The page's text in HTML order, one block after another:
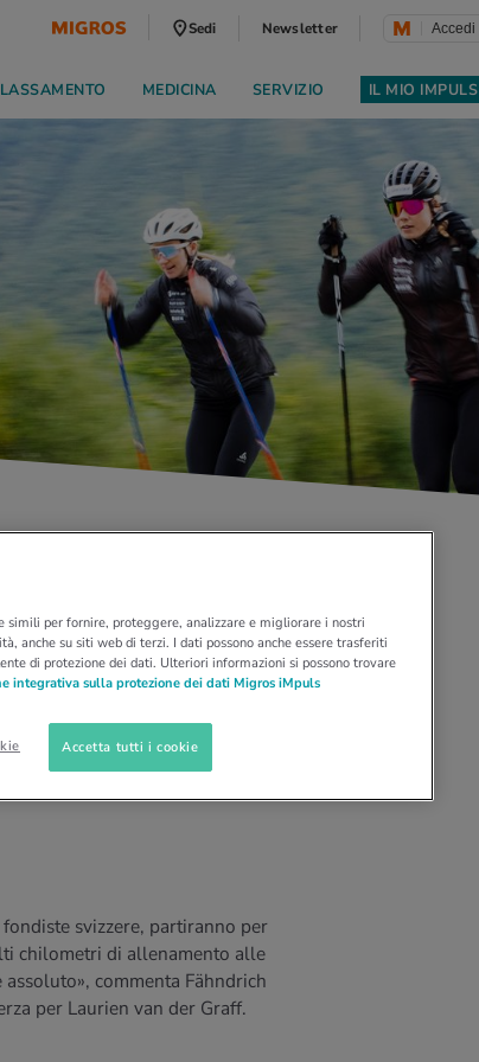
Sedi Newsletter Accedi
MEDICINA SERVIZIO IL MIO IMPULS
in vista
e l'inverno sono
obiettivo: lavorare sui
svizzere, partiranno per
chilometri di allenamento alle
commenta Fähndrich
per Laurien van der Graff.
per fornire, proteggere, analizzare e migliorare i nostri
anche su siti web di terzi. I dati possono anche essere trasferiti
di protezione dei dati. Ulteriori informazioni si possono trovare
integrativa sulla protezione dei dati Migros iMpuls
Accetta tutti i cookie